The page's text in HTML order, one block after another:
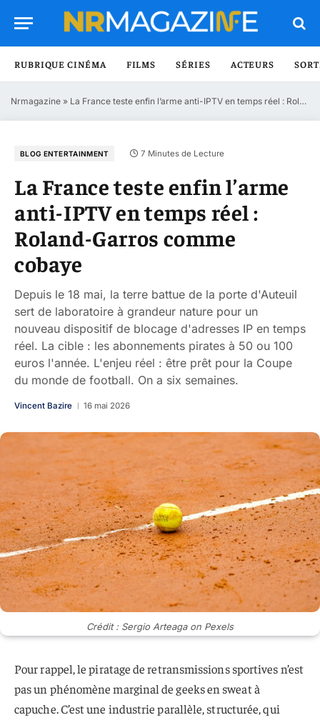
RUBRIQUE CINÉMA FILMS SÉRIES ACTEURS
Nrmagazine » La France teste enfin l’arme anti-IPTV en temps réel : Roland-Garros comme cobaye
BLOG ENTERTAINMENT 7 Minutes de Lecture
La France teste enfin l’arme
anti-IPTV en temps réel :
Roland-Garros comme
cobaye
Depuis le 18 mai, la terre battue de la porte d'Auteuil
sert de laboratoire à grandeur nature pour un
nouveau dispositif de blocage d'adresses IP en temps
réel. La cible : les abonnements pirates à 50 ou 100
euros l'année. L'enjeu réel : être prêt pour la Coupe
du monde de football. On a six semaines.
Vincent Bazire 16 mai 2026
Crédit : Sergio Arteaga on Pexels
Pour rappel, le piratage de retransmissions sportives n’est
pas un phénomène marginal de geeks en sweat à
capuche. C’est une industrie parallèle, structurée, qui